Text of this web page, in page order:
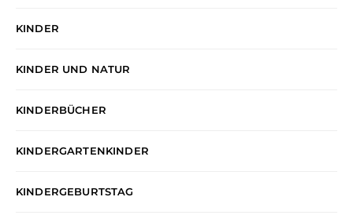
KINDER
KINDER UND NATUR
KINDERBÜCHER
KINDERGARTENKINDER
KINDERGEBURTSTAG